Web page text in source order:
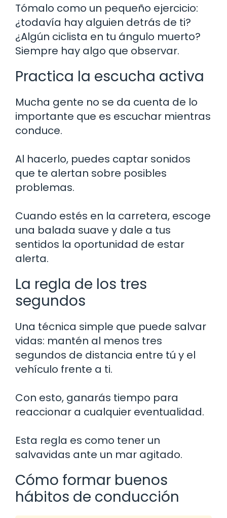
Tómalo como un pequeño ejercicio:
¿todavía hay alguien detrás de ti?
¿Algún ciclista en tu ángulo muerto?
Siempre hay algo que observar.
Practica la escucha activa
Mucha gente no se da cuenta de lo
importante que es escuchar mientras
conduce.
Al hacerlo, puedes captar sonidos
que te alertan sobre posibles
problemas.
Cuando estés en la carretera, escoge
una balada suave y dale a tus
sentidos la oportunidad de estar
alerta.
La regla de los tres
segundos
Una técnica simple que puede salvar
vidas: mantén al menos tres
segundos de distancia entre tú y el
vehículo frente a ti.
Con esto, ganarás tiempo para
reaccionar a cualquier eventualidad.
Esta regla es como tener un
salvavidas ante un mar agitado.
Cómo formar buenos
hábitos de conducción